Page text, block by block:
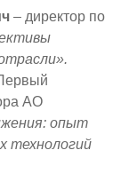
– директор по
АО
опыт
технологий